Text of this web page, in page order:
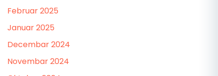
Februar 2025
Januar 2025
Decembar 2024
Novembar 2024